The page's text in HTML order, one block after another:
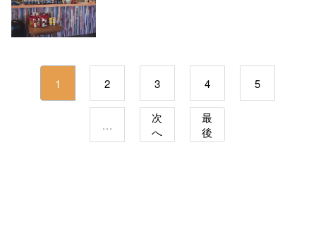
1 2 3 4 5
...
次
へ
最
後